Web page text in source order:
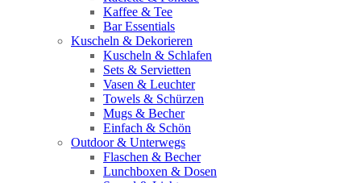
Kaffee & Tee
Bar Essentials
Kuscheln & Dekorieren
Kuscheln & Schlafen
Sets & Servietten
Vasen & Leuchter
Towels & Schürzen
Mugs & Becher
Einfach & Schön
Outdoor & Unterwegs
Flaschen & Becher
Lunchboxen & Dosen